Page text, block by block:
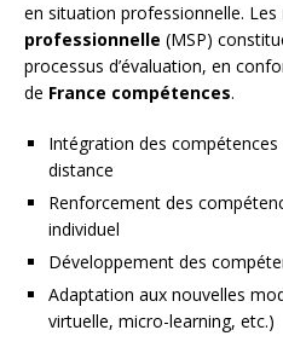
en situation professionnelle. Les
professionnelle (MSP)
processus d’évaluation, en
de France compétences.
Intégration des
distance
Renforcement des
individuel
Développement des
Adaptation aux nouvelles
virtuelle, micro-learning, etc.)